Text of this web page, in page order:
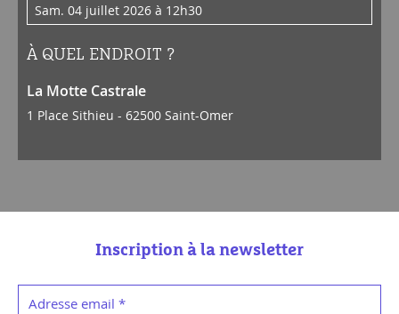
sam. 04 juillet 2026 à 12h30
À QUEL ENDROIT ?
La Motte Castrale
1 Place Sithieu - 62500 Saint-Omer
Inscription à la newsletter
Adresse email *